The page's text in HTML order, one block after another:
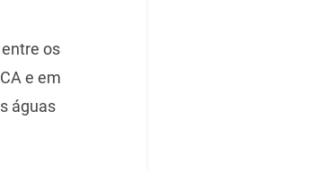
os
e em
águas